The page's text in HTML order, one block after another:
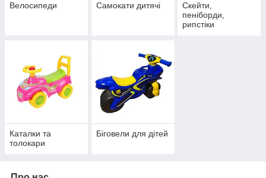
Велосипеди Самокати дитячі
Скейти,
пеніборди,
рипстіки
Каталки та
толокари
Біговели для дітей